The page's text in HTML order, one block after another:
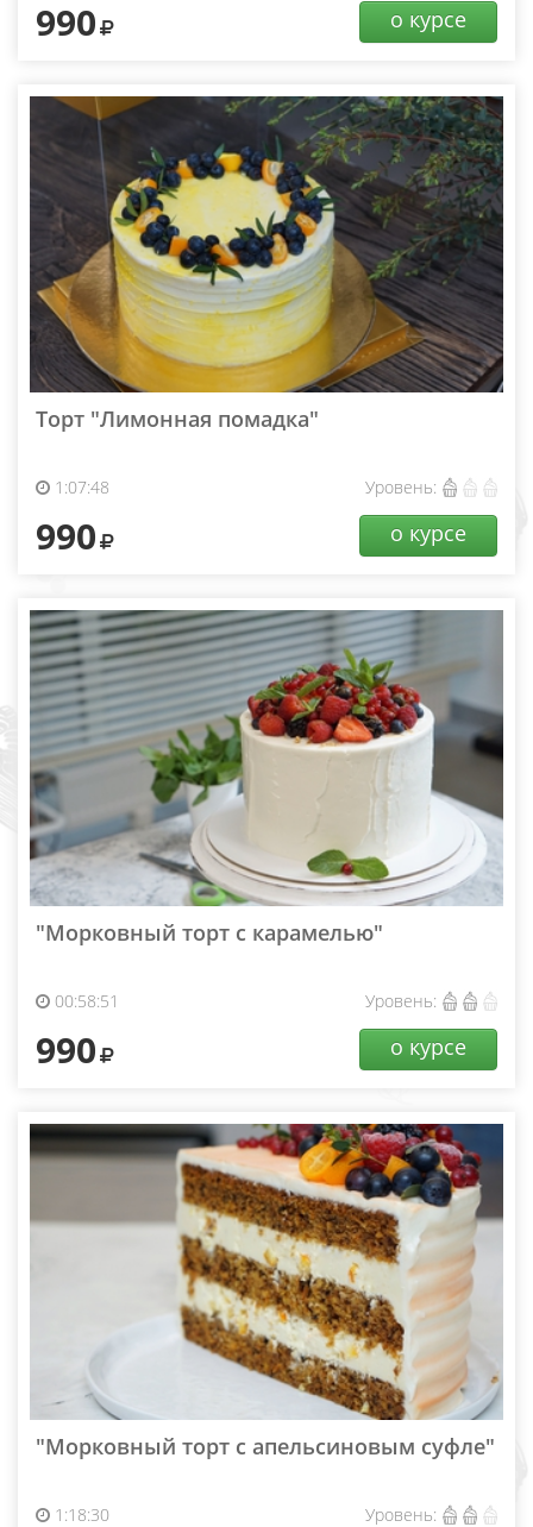
990 о курсе
Торт "Лимонная помадка"
1:07:48 Уровень:
990 о курсе
"Морковный торт с карамелью"
00:58:51 Уровень:
990 о курсе
"Морковный торт с апельсиновым суфле"
1:18:30 Уровень: